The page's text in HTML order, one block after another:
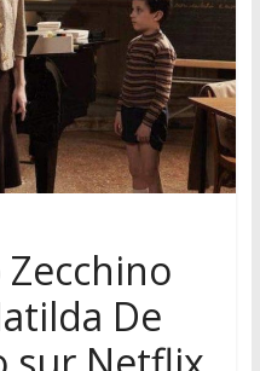
Zecchino
De